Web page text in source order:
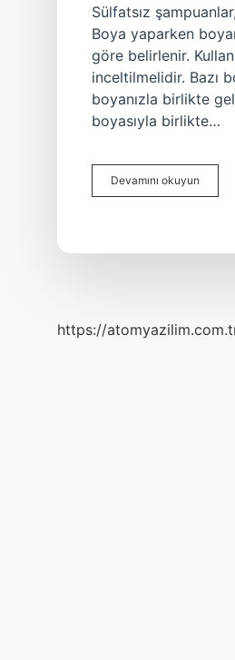
Sülfatsız
Boya yaparken
göre belirlenir.
inceltilmelidir. Bazı
boyanızla birlikte
boyasıyla birlikte…
Devamını okuyun
Saç
https://